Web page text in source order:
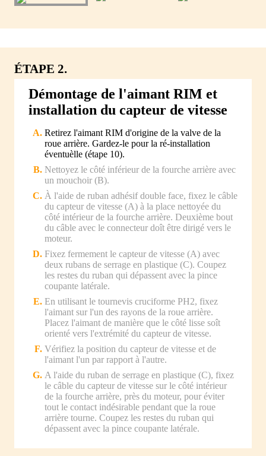
ÉTAPE 2.
Démontage de l'aimant RIM et
installation du capteur de vitesse
Retirez l'aimant RIM d'origine de la valve de la
roue arrière. Gardez-le pour la ré-installation
éventuèlle (étape 10).
Nettoyez le côté inférieur de la fourche arrière avec
un mouchoir (B).
À l'aide de ruban adhésif double face, fixez le câble
du capteur de vitesse (A) à la place nettoyée du
côté intérieur de la fourche arrière. Deuxième bout
du câble avec le connecteur doît être dirigé vers le
moteur.
Fixez fermement le capteur de vitesse (A) avec
deux rubans de serrage en plastique (C). Coupez
les restes du ruban qui dépassent avec la pince
coupante latérale.
En utilisant le tournevis cruciforme PH2, fixez
l'aimant sur l'un des rayons de la roue arrière.
Placez l'aimant de manière que le côté lisse soît
orienté vers l'extrémité du capteur de vitesse.
Vérifiez la position du capteur de vitesse et de
l'aimant l'un par rapport à l'autre.
A l'aide du ruban de serrage en plastique (C), fixez
le câble du capteur de vitesse sur le côté intérieur
de la fourche arrière, près du moteur, pour éviter
tout le contact indésirable pendant que la roue
arrière tourne. Coupez les restes du ruban qui
dépassent avec la pince coupante latérale.